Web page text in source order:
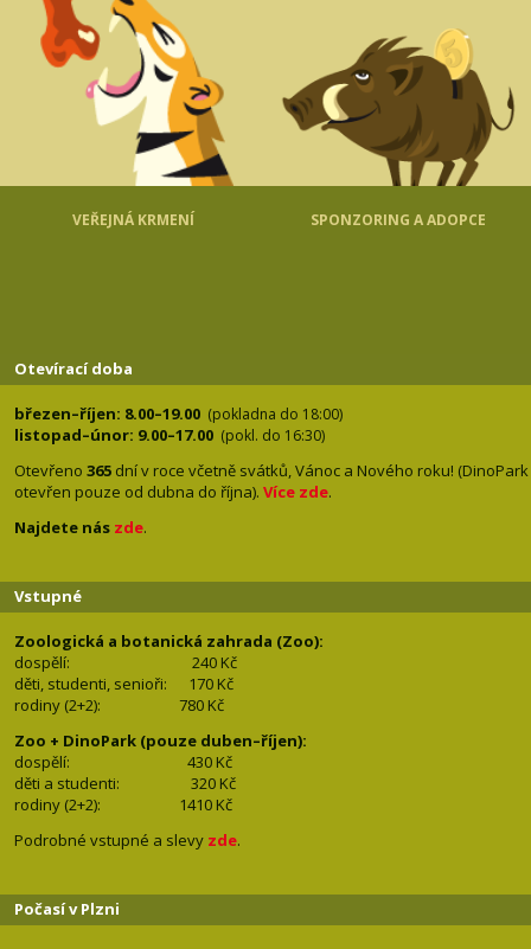
VEŘEJNÁ KRMENÍ SPONZORING A ADOPCE
Otevírací doba
březen–říjen: 8.00–19.00 (pokladna do 18:00)
listopad–únor: 9.00–17.00 (pokl. do 16:30)
Otevřeno 365 dní v roce včetně svátků, Vánoc a Nového roku! (DinoPark
otevřen pouze od dubna do října). Více zde.
Najdete nás zde.
Vstupné
Zoologická a botanická zahrada (Zoo):
dospělí:
240 Kč
děti, studenti, senioři: 170 Kč
rodiny (2+2): 780 Kč
Zoo + DinoPark (pouze duben–říjen):
dospělí: 430 Kč
děti a studenti: 320 Kč
rodiny (2+2): 1410 Kč
Podrobné vstupné a slevy zde.
Počasí v Plzni